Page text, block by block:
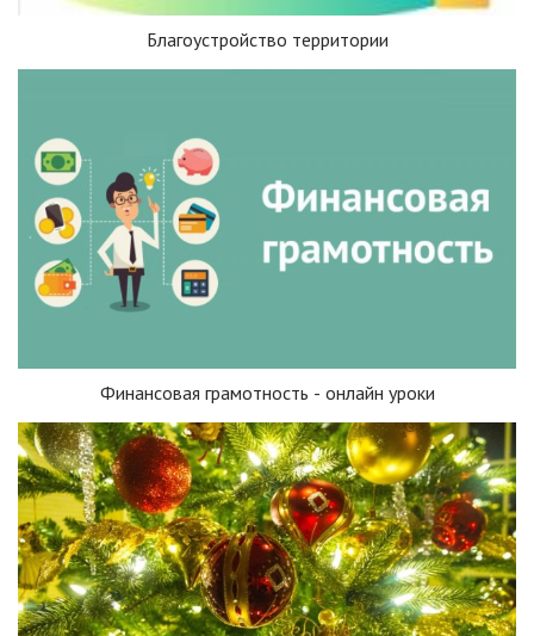
Благоустройство территории
Финансовая грамотность - онлайн уроки